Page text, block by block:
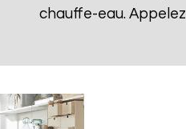
chauffe-eau. Appelez